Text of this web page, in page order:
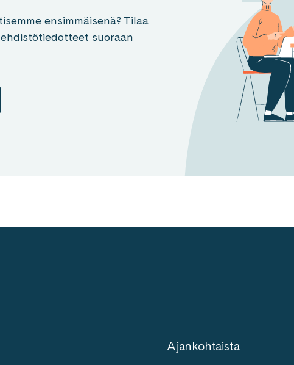
ensimmäisenä? Tilaa
suoraan
Ajankohtaista